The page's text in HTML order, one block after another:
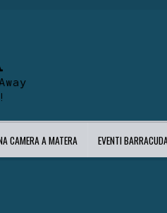
CAMERA A MATERA EVENTI